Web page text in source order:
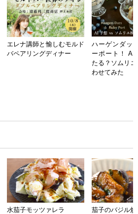
エレナ講師と愉しむモルド
バペアリングディナー
ハーゲンダッ
ーポート！ AI
たる？ソムリ
わせてみた
水茄子モッツァレラ 茄子のバジル炒